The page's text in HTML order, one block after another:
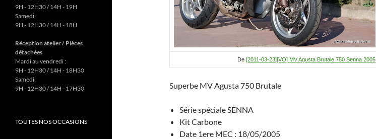
De [2011-03-23][VO] MV Agusta Brutale 750 Senna 2005
Superbe MV Agusta 750 Brutale
Série spéciale SENNA
Kit Carbone
Date 1ere MEC : 18/05/2005
9H - 12H30 / 14H - 19H
Samedi :
9H - 12H30 / 14H - 18H
Réception atelier / Pièces
détachées
Mardi au vendredi :
9H - 12H30 / 14H - 18H30
Samedi :
9H - 12H30 / 14H - 17H30
TOUTES NOS OCCASIONS